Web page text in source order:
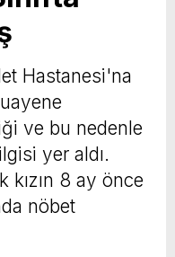
Hastanesi'na
ve bu nedenle
yer aldı.
kızın 8 ay önce
nöbet